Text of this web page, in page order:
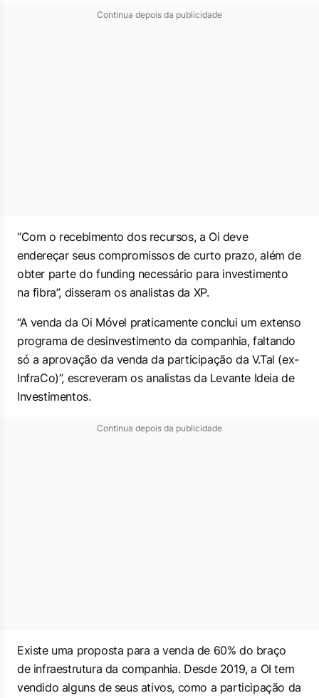
Continua depois da publicidade
“Com o recebimento dos recursos, a Oi deve
endereçar seus compromissos de curto prazo, além de
obter parte do funding necessário para investimento
na fibra”, disseram os analistas da XP.
“A venda da Oi Móvel praticamente conclui um extenso
programa de desinvestimento da companhia, faltando
só a aprovação da venda da participação da V.Tal (ex-
InfraCo)”, escreveram os analistas da Levante Ideia de
Investimentos.
Continua depois da publicidade
Existe uma proposta para a venda de 60% do braço
de infraestrutura da companhia. Desde 2019, a OI tem
vendido alguns de seus ativos, como a participação da